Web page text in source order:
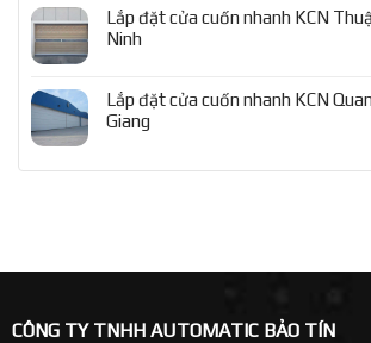
Lắp đặt cửa cuốn nhanh KCN
Ninh
Lắp đặt cửa cuốn nhanh KCN
Giang
CÔNG TY TNHH AUTOMATIC BẢO TÍN